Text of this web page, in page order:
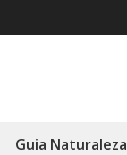
Guia Naturaleza